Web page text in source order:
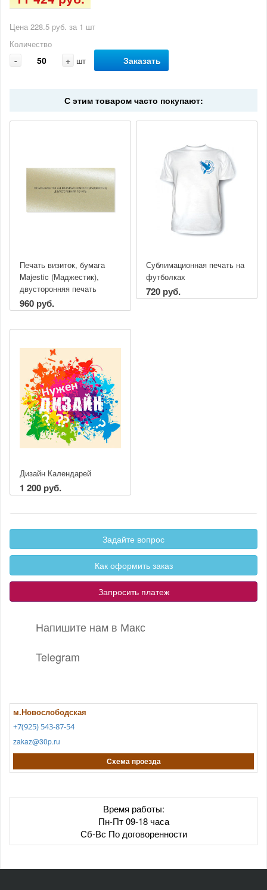
Цена 228.5 руб. за 1 шт
Количество
- + шт Заказать
С этим товаром часто покупают:
Печать визиток, бумага
Majestic (Маджестик),
двусторонняя печать
960 руб.
Сублимационная печать на
футболках
720 руб.
Дизайн Календарей
1 200 руб.
Задайте вопрос
Как оформить заказ
Запросить платеж
Напишите нам в Макс
Telegram
м.Новослободская
+7(925) 543-87-54
zakaz@30p.ru
Схема проезда
Время работы:
Пн-Пт 09-18 часа
Сб-Вс По договоренности